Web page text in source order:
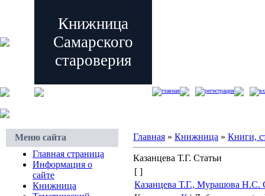
Книжница
Самарского
староверия
главная регистрация
Меню сайта
Главная страница
Информация о
сайте
Книжница
Главная » Книжница » Книги,
Казанцева Т.Г. Статьи
[ ]
Казанцева Т.Г., Мурашова Н.С.